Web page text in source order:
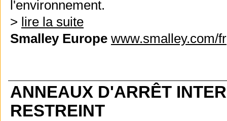
l'environnement.
> lire la suite
Smalley Europe www.smalley.com/fr
ANNEAUX D'ARRÊT
RESTREINT